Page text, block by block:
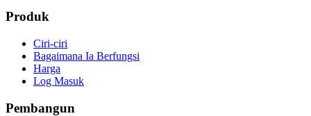
Produk
Ciri-ciri
Bagaimana Ia Berfungsi
Harga
Log Masuk
Pembangun